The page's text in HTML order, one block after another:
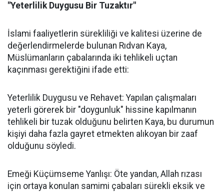
"Yeterlilik Duygusu Bir Tuzaktır"
İslami faaliyetlerin sürekliliği ve kalitesi üzerine de
değerlendirmelerde bulunan Rıdvan Kaya,
Müslümanların çabalarında iki tehlikeli uçtan
kaçınması gerektiğini ifade etti:
Yeterlilik Duygusu ve Rehavet: Yapılan çalışmaları
yeterli görerek bir "doygunluk" hissine kapılmanın
tehlikeli bir tuzak olduğunu belirten Kaya, bu durumun
kişiyi daha fazla gayret etmekten alıkoyan bir zaaf
olduğunu söyledi.
Emeği Küçümseme Yanlışı: Öte yandan, Allah rızası
için ortaya konulan samimi çabaları sürekli eksik ve